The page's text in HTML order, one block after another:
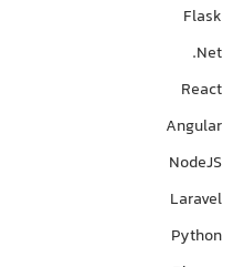
Flask
Net.
React
Angular
NodeJS
Laravel
Python